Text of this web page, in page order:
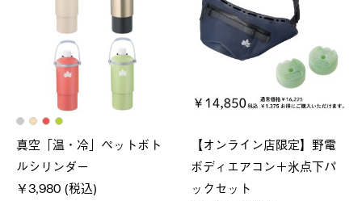
真空「温・冷」ペットボト
ルシリンダー
￥3,980 (税込)
【オンライン店限定】野電
ボディエアコン＋氷点下パ
ックセット